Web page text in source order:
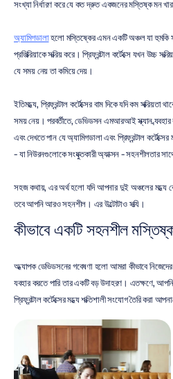
সংখ্যা নির্ধারণ করে যে কত দ্রুত একজনের মস্তিষ্ক মন
অ্যামিগডালা হলো মস্তিষ্কের এমন একটি অঞ্চল যা হুমকি
প্রতিক্রিয়াকে সক্রিয় করে। প্রিফ্রন্টাল কর্টেক্সে যখন উচ্চ
যে সময় নেয় তা কমিয়ে দেয়।
ইতিমধ্যে, প্রিফ্রন্টাল কর্টেক্সের বাম দিকে যদি কম সক্রিয়তা
সময় নেয়। পরবর্তীতে, ডেভিডসন এমআরআই স্ক্যান ব্যবহার
এবং দেখতে পান যে অ্যামিগডালা এবং প্রিফ্রন্টাল
- যা নিউরনগুলোকে সংযুক্তকারী অ্যাক্সন - সহনশীলতার
সহজ কথায়, এর অর্থ হলো যদি আপনার দুই অঞ্চলের মধ্যে
তবে আপনি আরও সহনশীল। এর উল্টোটাও সত্যি।
কীভাবে একটি সহনশীল
অধ্যাপক ডেভিডসনের গবেষণা হলো আমরা কীভাবে
ব্যবহার করতে পারি তার একটি বড় উদাহরণ। এতক্ষণে,
প্রিফ্রন্টাল কর্টেক্সের মধ্যে শক্তিশালী সংযোগ তৈরি করা